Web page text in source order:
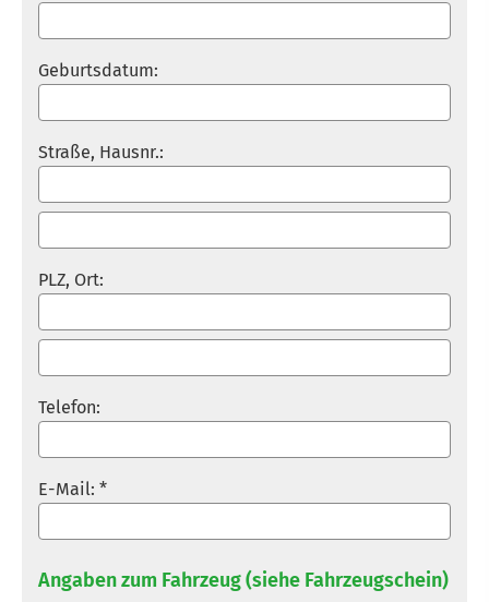
Geburts­datum:
Straße, Hausnr.:
PLZ, Ort:
Telefon:
E-Mail: *
Angaben zum Fahrzeug (siehe Fahrzeugschein)